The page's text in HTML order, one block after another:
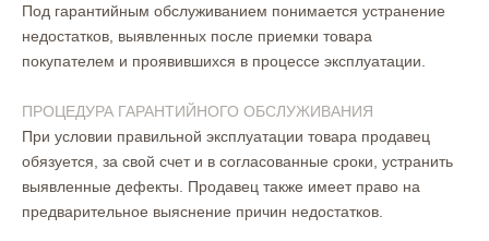
Под гарантийным обслуживанием понимается устранение
недостатков, выявленных после приемки товара
покупателем и проявившихся в процессе эксплуатации.
ПРОЦЕДУРА ГАРАНТИЙНОГО ОБСЛУЖИВАНИЯ
При условии правильной эксплуатации товара продавец
обязуется, за свой счет и в согласованные сроки, устранить
выявленные дефекты. Продавец также имеет право на
предварительное выяснение причин недостатков.